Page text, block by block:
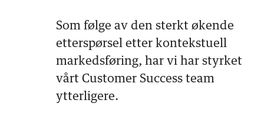
Som følge av den sterkt økende
etterspørsel etter kontekstuell
markedsføring, har vi har styrket
vårt Customer Success team
ytterligere.